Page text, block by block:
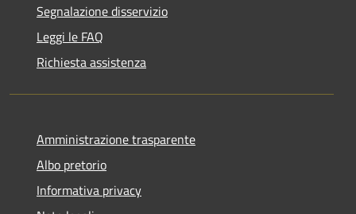
Segnalazione disservizio
Leggi le FAQ
Richiesta assistenza
Amministrazione trasparente
Albo pretorio
Informativa privacy